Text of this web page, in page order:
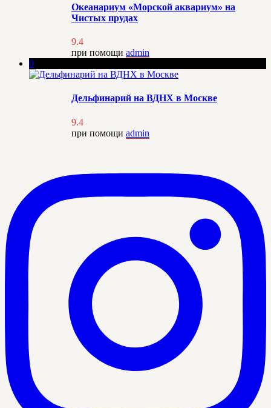
Океанариум «Морской аквариум» на
Чистых прудах
9.4
при помощи admin
0
Дельфинарий на ВДНХ в Москве
9.4
при помощи admin